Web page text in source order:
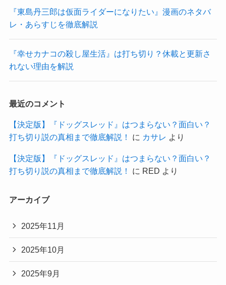
『東島丹三郎は仮面ライダーになりたい』漫画のネタバ
レ・あらすじを徹底解説
『幸せカナコの殺し屋生活』は打ち切り？休載と更新さ
れない理由を解説
最近のコメント
【決定版】『ドッグスレッド』はつまらない？面白い？
打ち切り説の真相まで徹底解説！
に カサレ より
【決定版】『ドッグスレッド』はつまらない？面白い？
打ち切り説の真相まで徹底解説！
に RED より
アーカイブ
2025年11月
2025年10月
2025年9月